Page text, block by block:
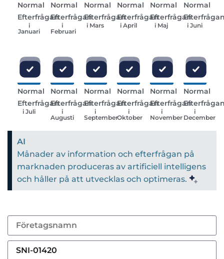
Normal
Efterfrågan
i
Januari
Normal
Efterfrågan
i
Februari
Normal
Efterfrågan
i Mars
Normal
Efterfrågan
i April
Normal
Efterfrågan
i Maj
Normal
i Juni
Normal
Efterfrågan
i Juli
Normal
Efterfrågan
i
Augusti
Normal
Efterfrågan
i
September
Normal
Efterfrågan
i
Oktober
Normal
Efterfrågan
i
November
Normal
i
December
AI
Månader av information och efterfrågan på
marknaden produceras av artificiell intelligens
och håller på att utvecklas och optimeras.